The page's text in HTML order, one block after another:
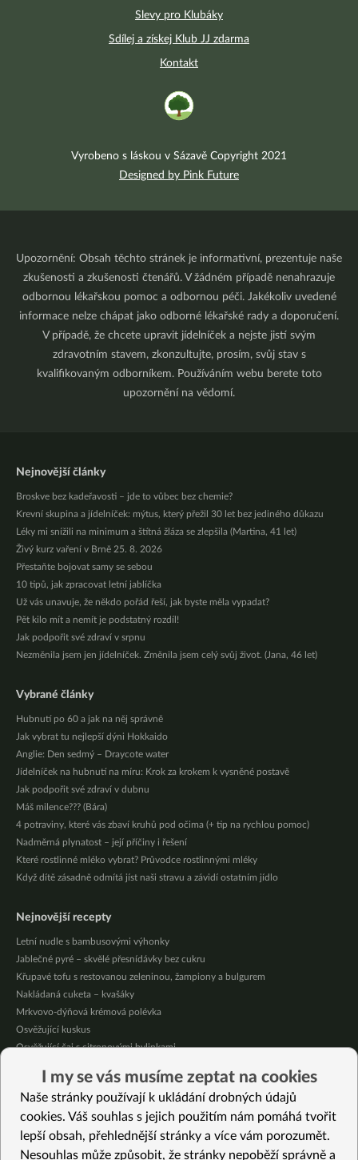
Slevy pro Klubáky
Sdílej a získej Klub JJ zdarma
Kontakt
Vyrobeno s láskou v Sázavě Copyright 2021
Designed by Pink Future
Upozornění: Obsah těchto stránek je informativní, prezentuje naše
zkušenosti a zkušenosti čtenářů. V žádném případě nenahrazuje
odbornou lékařskou pomoc a odbornou péči. Jakékoliv uvedené
informace nelze chápat jako odborné lékařské rady a doporučení.
V případě, že chcete upravit jídelníček a nejste jistí svým
zdravotním stavem, zkonzultujte, prosím, svůj stav s
kvalifikovaným odborníkem. Používáním webu berete toto
upozornění na vědomí.
Nejnovější články
Broskve bez kadeřavosti – jde to vůbec bez chemie?
Krevní skupina a jídelníček: mýtus, který přežil 30 let bez jediného důkazu
Léky mi snížili na minimum a štítná žláza se zlepšila (Martina, 41 let)
Živý kurz vaření v Brně 25. 8. 2026
Přestaňte bojovat samy se sebou
10 tipů, jak zpracovat letní jablíčka
Už vás unavuje, že někdo pořád řeší, jak byste měla vypadat?
Pět kilo mít a nemít je podstatný rozdíl!
Jak podpořit své zdraví v srpnu
Nezměnila jsem jen jídelníček. Změnila jsem celý svůj život. (Jana, 46 let)
Vybrané články
Hubnutí po 60 a jak na něj správně
Jak vybrat tu nejlepší dýni Hokkaido
Anglie: Den sedmý – Draycote water
Jídelníček na hubnutí na míru: Krok za krokem k vysněné postavě
Jak podpořit své zdraví v dubnu
Máš milence??? (Bára)
4 potraviny, které vás zbaví kruhů pod očima (+ tip na rychlou pomoc)
Nadměrná plynatost – její příčiny i řešení
Které rostlinné mléko vybrat? Průvodce rostlinnými mléky
Když dítě zásadně odmítá jíst naši stravu a závidí ostatním jídlo
Nejnovější recepty
Letní nudle s bambusovými výhonky
Jablečné pyré – skvělé přesnídávky bez cukru
Křupavé tofu s restovanou zeleninou, žampiony a bulgurem
Nakládaná cuketa – kvašáky
Mrkvovo-dýňová krémová polévka
Osvěžující kuskus
Osvěžující čaj s citronovými bylinkami
Čokoládové muffiny s mangovým krémem
Meruňky a jablka v citrónovém želé
Vybrané recepty
I my se vás musíme zeptat na cookies
Naše stránky používají k ukládání drobných údajů
cookies. Váš souhlas s jejich použitím nám pomáhá tvořit
lepší obsah, přehlednější stránky a více vám porozumět.
Nesouhlas může způsobit, že stránky nepoběží správně a